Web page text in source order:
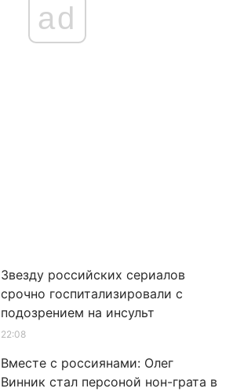
ad
Звезду российских сериалов
срочно госпитализировали с
подозрением на инсульт
22:08
Вместе с россиянами: Олег
Винник стал персоной нон-грата в